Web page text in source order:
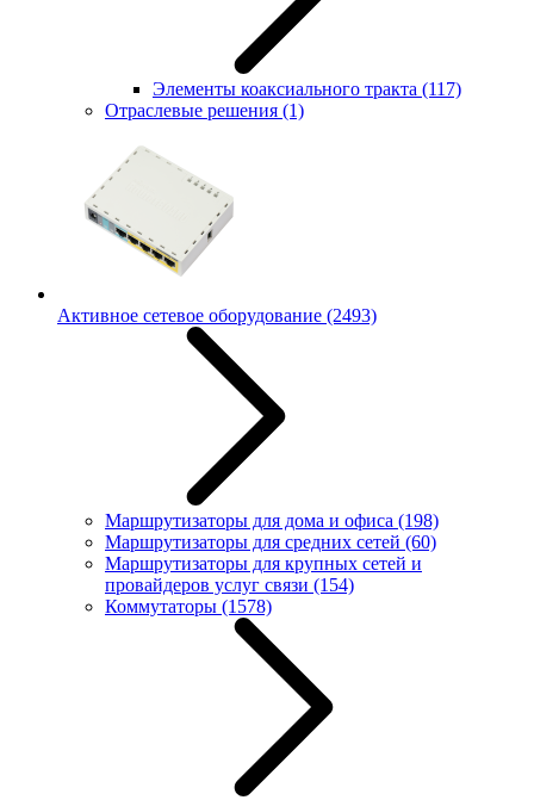
Элементы коаксиального тракта (117)
Отраслевые решения (1)
Активное сетевое оборудование (2493)
Маршрутизаторы для дома и офиса (198)
Маршрутизаторы для средних сетей (60)
Маршрутизаторы для крупных сетей и
провайдеров услуг связи (154)
Коммутаторы (1578)